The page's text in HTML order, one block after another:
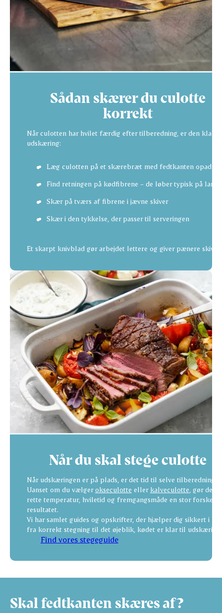
Sådan skærer du culotte
korrekt
Når culotten har hvilet færdig efter tilberedning, er den klar til
udskæring:
Læg culotten på et skærebræt med fedtkanten opad
Find retningen på kødfibrene – de løber typisk på langs
Skær på tværs af fibrene i jævne skiver
Skær i den tykkelse, der passer til serveringen
Et skarpt knivblad gør arbejdet lettere og giver pænere skiver.
Når du skal stege culotte
Når udskæringen er på plads, er det tid til selve
Uanset om du vælgerokseculotte eller kalveculotte , gør den
rette temperatur, hviletid og fremgangsmåde en stor forskel
resultatet.
Vi har samlet guides og opskrifter, der hjælper dig sikkert i
fra korrekt stegning til det øjeblik, kødet er klar til udskæring.
Find vores stegeguide
Skal fedtkanten skæres af?